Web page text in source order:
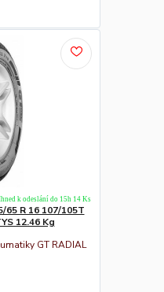
65 R 16 107/105T
12.46 Kg
GT RADIAL
k odeslání do 15h 14 Ks